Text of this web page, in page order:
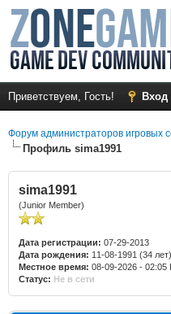
Приветствуем, Гость! Вход
Форум администраторов игровых
Профиль sima1991
sima1991
(Junior Member)
Дата регистрации: 07-29-2013
Дата рождения: 11-08-1991 (34 лет)
Местное время: 08-09-2026 - 02:05
Статус: Не в сети